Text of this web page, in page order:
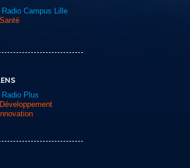
Radio Campus Lille
Santé
Radio Plus
Développement